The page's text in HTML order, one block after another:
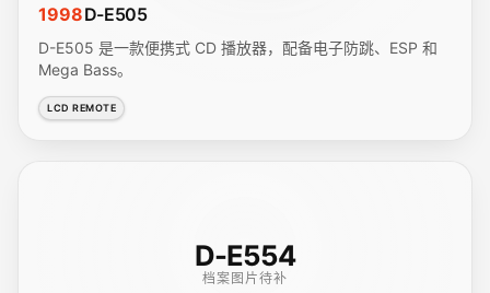
1998D-E505
D-E505 是一款便携式 CD 播放器，配备电子防跳、ESP 和
Mega Bass。
LCD REMOTE
D-E554
档案图片待补